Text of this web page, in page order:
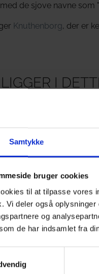
Samtykke
bruger cookies
til at tilpasse vores
Vi deler også
og
de har indsamlet fra
de sjove navne som
Knuthenborg, der er
I
Nakskov
16 personer